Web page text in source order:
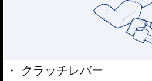
ることが 多くのライダーに選ばれ続けている
クラッチレバー